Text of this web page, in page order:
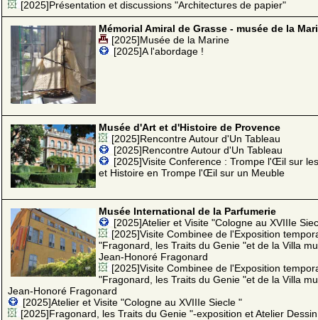
[2025]Présentation et discussions "Architectures de papier"
Mémorial Amiral de Grasse - musée de la
[2025]Musée de la Marine
[2025]A l'abordage !
Musée d'Art et d'Histoire de Provence
[2025]Rencontre Autour d'Un Tableau
[2025]Rencontre Autour d'Un Tableau
[2025]Visite Conference : Trompe l'Œil sur
et Histoire en Trompe l'Œil sur un Meuble
Musée International de la Parfumerie
[2025]Atelier et Visite "Cologne au XVIIIe
[2025]Visite Combinee de l'Exposition
"Fragonard, les Traits du Genie "et de la Villa
Jean-Honoré Fragonard
[2025]Visite Combinee de l'Exposition
"Fragonard, les Traits du Genie "et de la Villa
Jean-Honoré Fragonard
[2025]Atelier et Visite "Cologne au XVIIIe Siecle "
[2025]Fragonard, les Traits du Genie "-exposition et Atelier Dessin